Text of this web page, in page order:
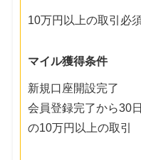
10万円以上の取引必
マイル獲得条件
新規口座開設完了
会員登録完了から30
の10万円以上の取引